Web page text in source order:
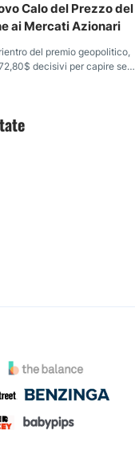
Calo del Prezzo del
ai Mercati Azionari
del premio geopolitico,
decisivi per capire se il